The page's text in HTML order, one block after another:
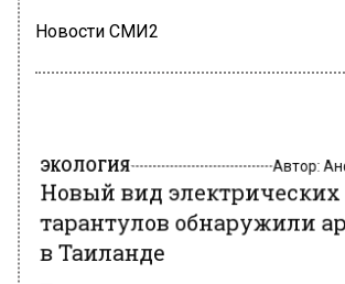
Новости СМИ2
Новый вид
тарантулов обнаружили
в Таиланде